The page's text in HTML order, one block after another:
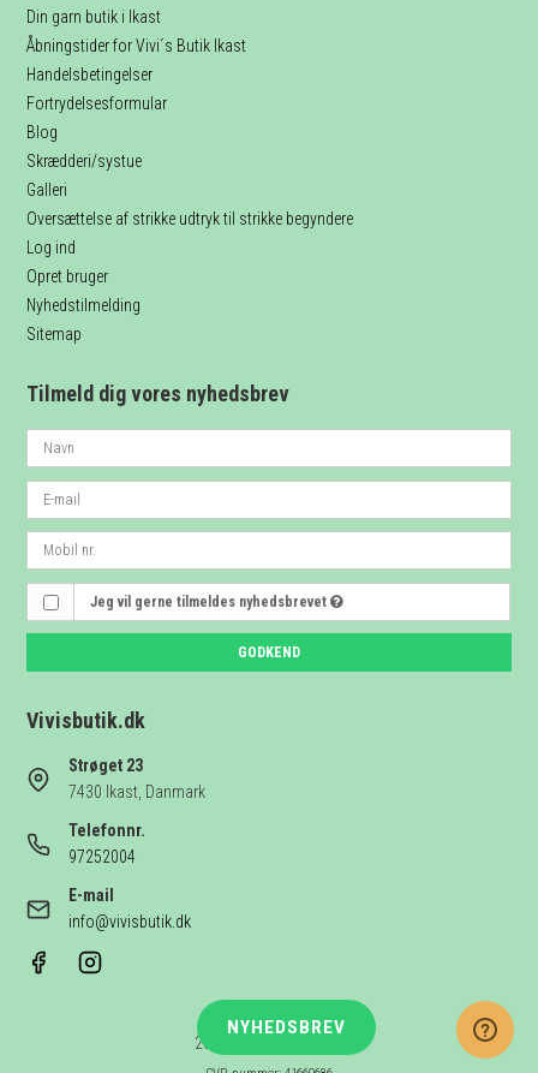
Din garn butik i Ikast
Åbningstider for Vivi´s Butik Ikast
Handelsbetingelser
Fortrydelsesformular
Blog
Skrædderi/systue
Galleri
Oversættelse af strikke udtryk til strikke begyndere
Log ind
Opret bruger
Nyhedstilmelding
Sitemap
Tilmeld dig vores nyhedsbrev
Jeg vil gerne tilmeldes nyhedsbrevet
GODKEND
Vivisbutik.dk
Strøget 23
7430 Ikast, Danmark
Telefonnr.
97252004
E-mail
info@vivisbutik.dk
2026 © Vivis butik I/S.
NYHEDSBREV